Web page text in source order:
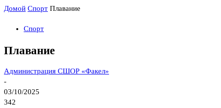
Домой Спорт Плавание
Спорт
Плавание
Администрация СШОР «Факел»
-
03/10/2025
342